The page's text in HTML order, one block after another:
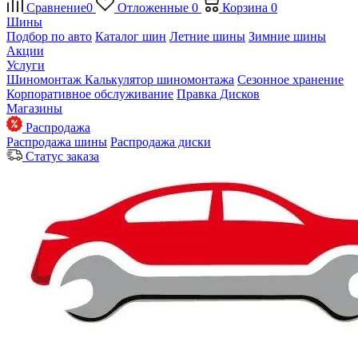
Сравнение0 Отложенные 0 Корзина 0
Шины
Подбор по авто Каталог шин Летние шины Зимние шины
Акции
Услуги
Шиномонтаж Калькулятор шиномонтажа Сезонное хранение
Корпоративное обслуживание Правка Дисков
Магазины
Распродажа
Распродажа шины Распродажа диски
Статус заказа